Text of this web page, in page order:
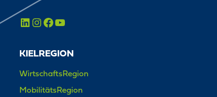
KIELREGION
WirtschaftsRegion
MobilitätsRegion